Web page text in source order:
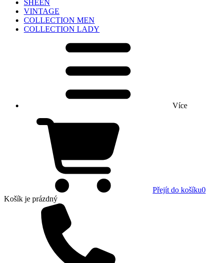
SHEEN
VINTAGE
COLLECTION MEN
COLLECTION LADY
Více
Přejít do košíku0
Košík je prázdný